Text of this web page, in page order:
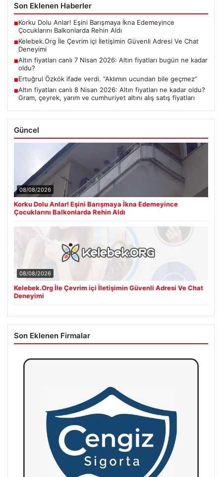
Son Eklenen Haberler
■Korku Dolu Anlar! Eşini Barışmaya İkna Edemeyince
Çocuklarını Balkonlarda Rehin Aldı
■Kelebek.Org İle Çevrim içi İletişimin Güvenli Adresi Ve Chat
Deneyimi
■Altın fiyatları canlı 7 Nisan 2026: Altın fiyatları bugün ne kadar
oldu?
■Ertuğrul Özkök ifade verdi. “Aklımın ucundan bile geçmez”
■Altın fiyatları canlı 8 Nisan 2026: Altın fiyatları ne kadar oldu?
Gram, çeyrek, yarım ve cumhuriyet altını alış satış fiyatları
Güncel
08/08/2026
Korku Dolu Anlar! Eşini Barışmaya İkna Edemeyince
Çocuklarını Balkonlarda Rehin Aldı
08/08/2026
Kelebek.Org İle Çevrim içi İletişimin Güvenli Adresi Ve Chat
Deneyimi
Son Eklenen Firmalar